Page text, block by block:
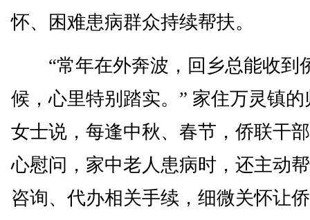
怀、困难患病群众持续帮扶。
“常年在外奔波，回乡总能收到
候，心里特别踏实。” 家住万灵镇
女士说，每逢中秋、春节，侨联干
心慰问，家中老人患病时，还主动
咨询、代办相关手续，细微关怀让